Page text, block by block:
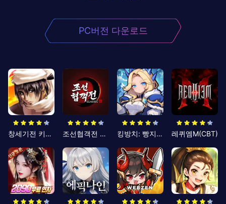
PC버전 다운로드
창세기전 키우기 조선협객전 클래식 킹방치: 빵지의 제왕 레퀴엠M(CBT)